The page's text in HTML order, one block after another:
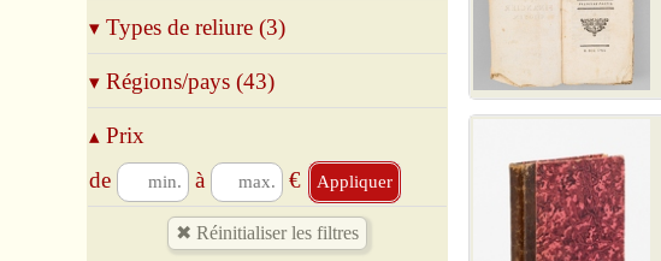
Anglais
Finlandais
Italien
Néerlandais
Suédois
▾ Types de reliure (3)
Relié
▾ Régions/pays (43)
06 Alpes-Maritimes
07 Ardèche
13 Bouches-du-Rhône
16 Charente
24 Dordogne
▴ Prix
de
à €